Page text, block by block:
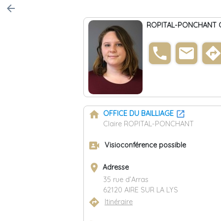
arrow_back
ROPITAL-PONCHANT
phone email directions
home OFFICE DU BAILLIAGE
Claire ROPITAL-PONCHANT
video_camera_front Visioconférence possible
place Adresse
35 rue d’Arras
62120 AIRE SUR LA LYS
directions Itinéraire